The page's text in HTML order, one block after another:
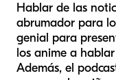
Hablar de las
abrumador para
genial para
los anime a
Además, el